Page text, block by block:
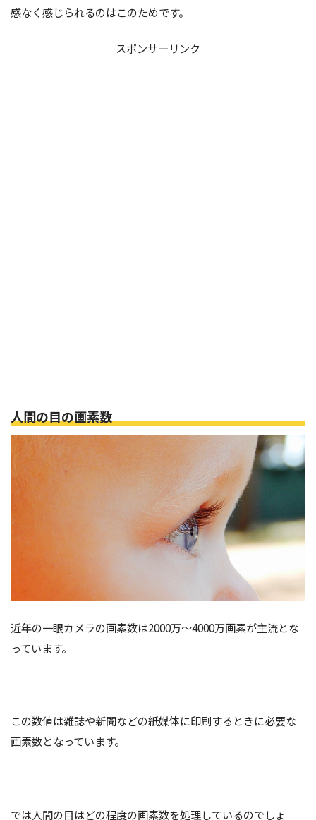
感なく感じられるのはこのためです。
スポンサーリンク
人間の目の画素数
近年の一眼カメラの画素数は2000万～4000万画素が主流とな
っています。
この数値は雑誌や新聞などの紙媒体に印刷するときに必要な
画素数となっています。
では人間の目はどの程度の画素数を処理しているのでしょ